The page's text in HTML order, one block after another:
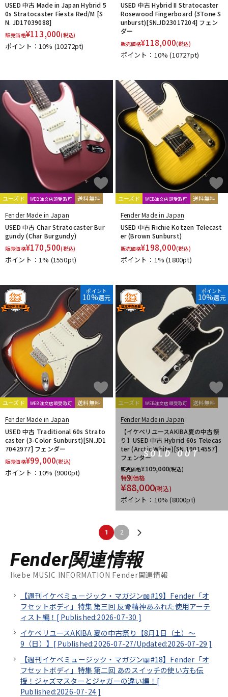
USED 中古 Made in Japan Hybrid 5
0s Stratocaster Fiesta Red/M [S
N. JD17039088]
販売価格¥113,000(税込)
ポイント：10% (10272pt)
USED 中古 Hybrid II Stratocaster
Rosewood Fingerboard (3Tone S
unburst)[SN.JD23017204] フェン
ダー
販売価格¥118,000(税込)
ポイント：10%(10727pt)
ユーズド WEB注文店頭受取可 送料無料
Fender Made in Japan
USED 中古 Char Stratocaster Bur
gundy (Char Burgundy)
販売価格¥170,500(税込)
ポイント：1% (1550pt)
ユーズド WEB注文店頭受取可 送料無料
Fender Made in Japan
USED 中古 Richie Kotzen Telecast
er (Brown Sunburst)
販売価格¥198,000(税込)
ポイント：1%(1800pt)
ポイント
10%還元
ユーズド WEB注文店頭受取可 送料無料
Fender Made in Japan
USED 中古 Traditional 60s Strato
caster (3-Color Sunburst)[SN.JD1
7042977] フェンダー
販売価格¥99,000(税込)
ポイント：10% (9000pt)
SOLD OUT
ポイント
10%還元
ユーズド WEB注文店頭受取可 送料無料
Fender Made in Japan
【イケベリユースAKIBA夏の中古祭
り】USED 中古 Hybrid 60s Telecas
ter (Arctic White)[SN.19014557]
フェンダー
販売価格¥109,000(税込)
特別価格
¥88,000(税込)
ポイント：10%(8000pt)
1 2
Fender関連情報
Ikebe MUSIC INFORMATION Fender関連情報
【週刊イケベミュージック・マガジン📖#19】Fender「オ
フセットボディ」特集 第三回 反骨精神あふれた使用アーテ
ィスト編！[ Published:2026-07-30 ]
イケベリユースAKIBA 夏の中古祭り【8月1日（土）～
9（日）】[ Published:2026-07-27/Updated:2026-07-29 ]
【週刊イケベミュージック・マガジン📖#18】Fender「オ
フセットボディ」特集 第二回 あのスイッチの使い方も伝
授！ジャズマスターとジャガーの違い編！[
Published:2026-07-24 ]